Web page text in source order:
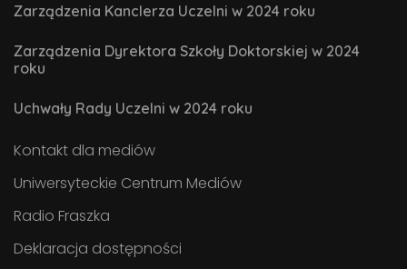
Zarządzenia Kanclerza Uczelni w 2024 roku
Zarządzenia Dyrektora Szkoły Doktorskiej w 2024
roku
Uchwały Rady Uczelni w 2024 roku
Kontakt dla mediów
Uniwersyteckie Centrum Mediów
Radio Fraszka
Deklaracja dostępności